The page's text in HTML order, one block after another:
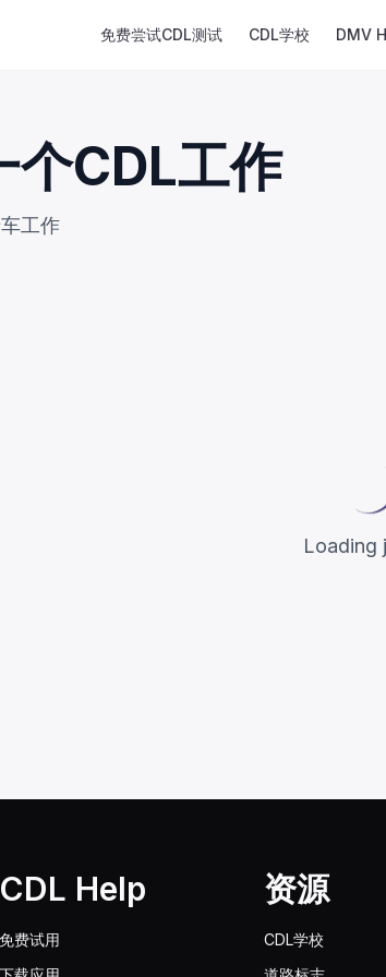
免费尝试CDL测试 CDL学校 DMV
个CDL工作
工作
Loading
CDL Help
免费试用
资源
CDL学校